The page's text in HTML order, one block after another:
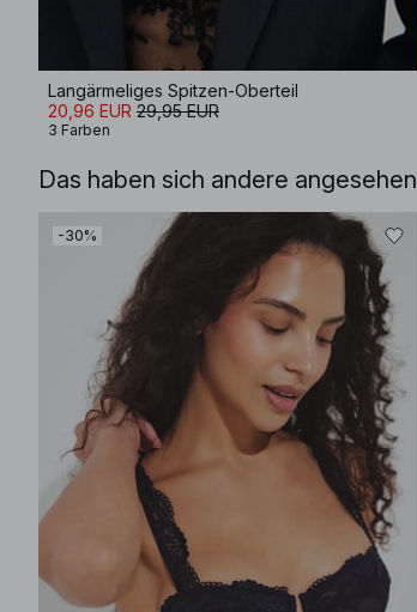
Langärmeliges Spitzen-Oberteil
20,96 EUR 29,95 EUR
3 Farben
Das haben sich andere angesehen
-30%